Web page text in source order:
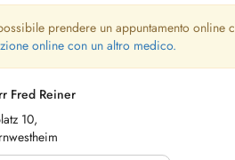
prendere un appuntamento online
online con un altro medico.
Fred Reiner
10,